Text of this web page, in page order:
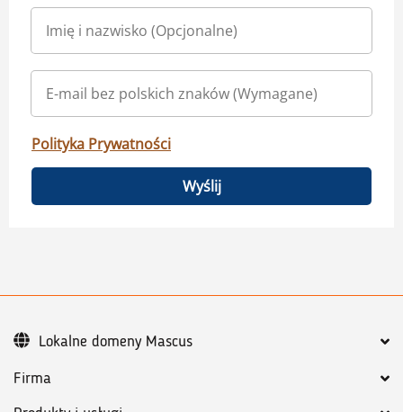
Polityka Prywatności
Wyślij
Firma
Lokalne domeny Mascus